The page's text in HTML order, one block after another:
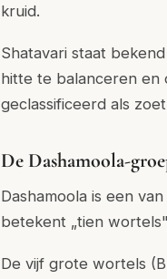
kruid.
Shatavari staat
hitte te balanceren en
geclassificeerd als
De Dashamoola-
Dashamoola is een
betekent „tien
De vijf grote wortels